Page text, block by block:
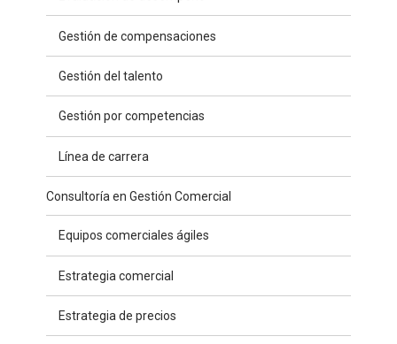
Gestión de compensaciones
Gestión del talento
Gestión por competencias
Línea de carrera
Consultoría en Gestión Comercial
Equipos comerciales ágiles
Estrategia comercial
Estrategia de precios